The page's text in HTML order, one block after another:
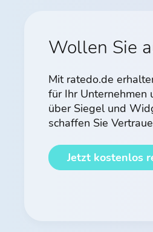
Wollen Sie
Mit ratedo.de
für Ihr Unternehmen
über Siegel und
schaffen Sie
Jetzt kostenlos